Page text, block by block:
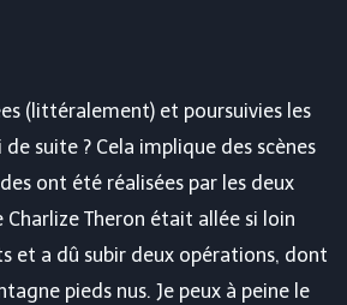
(littéralement) et poursuivies les
suite ? Cela implique des scènes
ont été réalisées par les deux
Theron était allée si loin
et a dû subir deux opérations, dont
pieds nus. Je peux à peine le